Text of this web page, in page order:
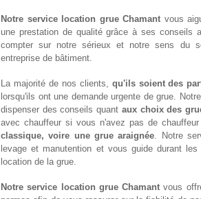
Notre service location grue Chamant vous
une prestation de qualité grâce à ses conseils
compter sur notre sérieux et notre sens du
entreprise de bâtiment.
La majorité de nos clients, qu'ils soient des
lorsqu'ils ont une demande urgente de grue.
dispenser des conseils quant aux choix des
avec chauffeur si vous n'avez pas de
classique, voire une grue araignée. Notre
levage et manutention et vous guide durant
location de la grue.
Notre service location grue Chamant vous